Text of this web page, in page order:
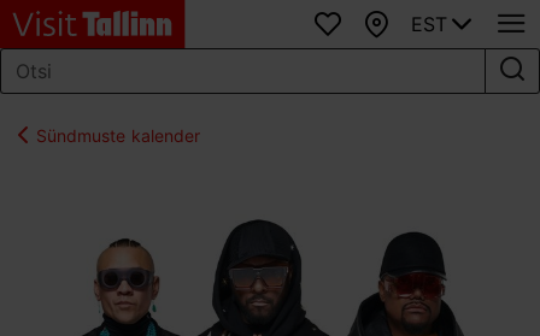
Lemmikud
Kaart
EST
Sündmuste kalender